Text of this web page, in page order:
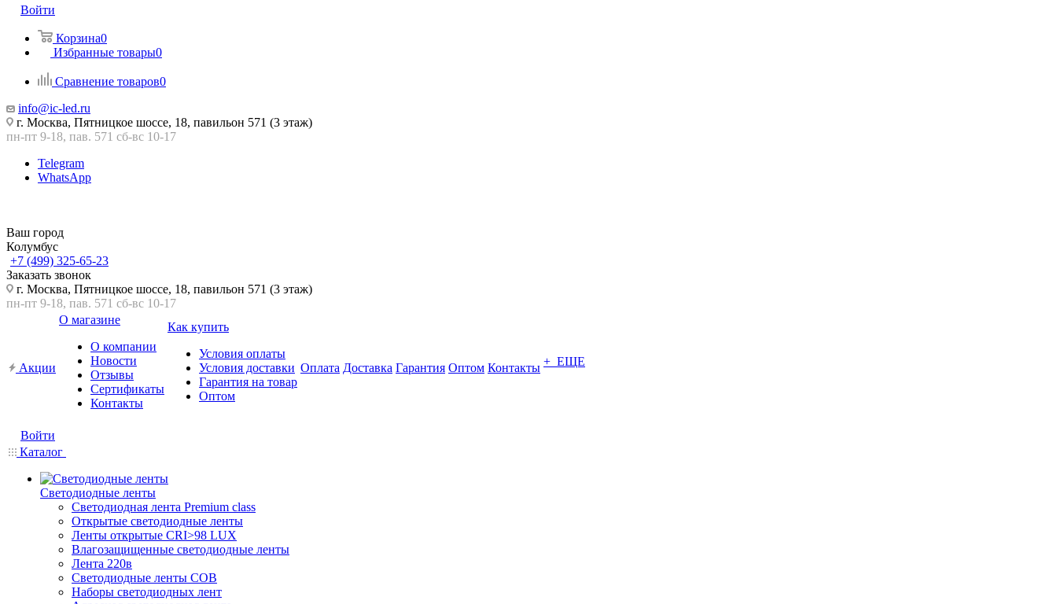
Войти
Корзина0
Избранные товары0
Сравнение товаров0
info@ic-led.ru
г. Москва, Пятницкое шоссе, 18, павильон 571 (3 этаж)
пн-пт 9-18, пав. 571 сб-вс 10-17
Telegram
WhatsApp
Ваш город
Колумбус
+7 (499) 325-65-23
Заказать звонок
г. Москва, Пятницкое шоссе, 18, павильон 571 (3 этаж)
пн-пт 9-18, пав. 571 сб-вс 10-17
Акции
О магазине
О компании
Новости
Отзывы
Сертификаты
Контакты
Как купить
Условия оплаты
Условия доставки
Гарантия на товар
Оптом
Оплата Доставка Гарантия Оптом Контакты + ЕЩЕ
Войти
Каталог
Светодиодные ленты
Светодиодная лента Premium class
Открытые светодиодные ленты
Ленты открытые CRI>98 LUX
Влагозащищенные светодиодные ленты
Лента 220в
Светодиодные ленты COB
Наборы светодиодных лент